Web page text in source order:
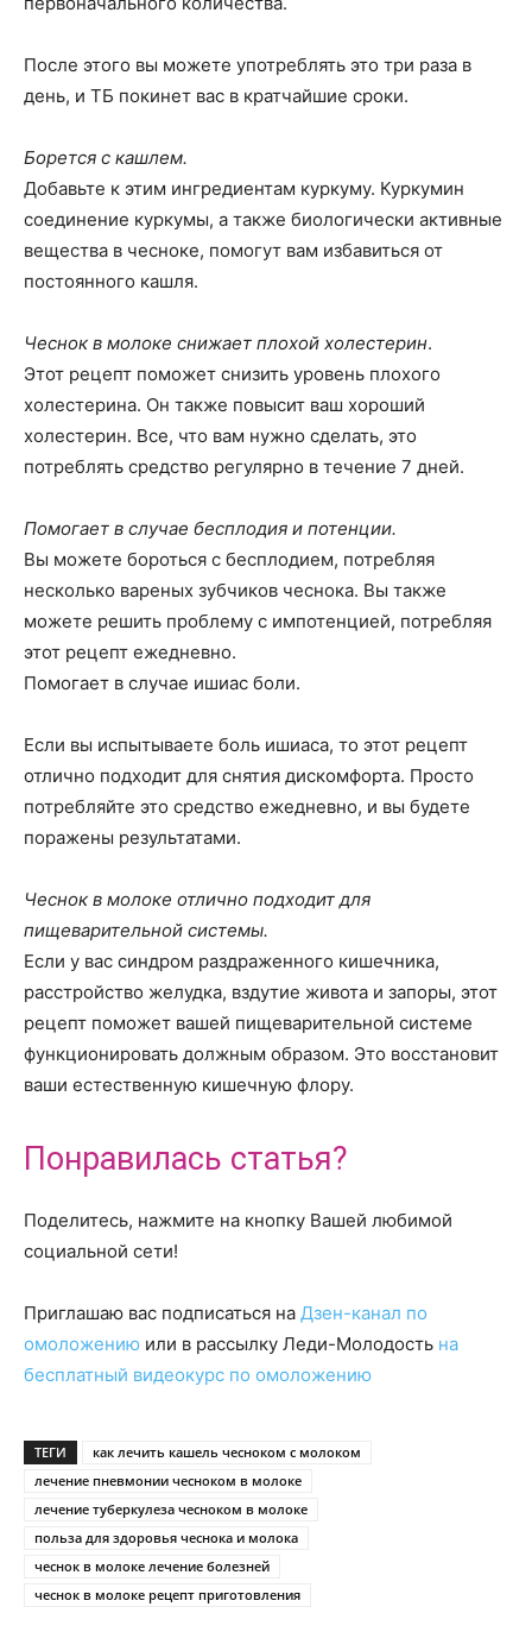
После этого вы можете употреблять это три раза в
день, и ТБ покинет вас в кратчайшие сроки.
Борется с кашлем.
Добавьте к этим ингредиентам куркуму. Куркумин
соединение куркумы, а также биологически активные
вещества в чесноке, помогут вам избавиться от
постоянного кашля.
Чеснок в молоке снижает плохой холестерин.
Этот рецепт поможет снизить уровень плохого
холестерина. Он также повысит ваш хороший
холестерин. Все, что вам нужно сделать, это
потреблять средство регулярно в течение 7 дней.
Помогает в случае бесплодия и потенции.
Вы можете бороться с бесплодием, потребляя
несколько вареных зубчиков чеснока. Вы также
можете решить проблему с импотенцией, потребляя
этот рецепт ежедневно.
Помогает в случае ишиас боли.
Если вы испытываете боль ишиаса, то этот рецепт
отлично подходит для снятия дискомфорта. Просто
потребляйте это средство ежедневно, и вы будете
поражены результатами.
Чеснок в молоке отлично подходит для
пищеварительной системы.
Если у вас синдром раздраженного кишечника,
расстройство желудка, вздутие живота и запоры, этот
рецепт поможет вашей пищеварительной системе
функционировать должным образом. Это восстановит
ваши естественную кишечную флору.
Понравилась статья?
Поделитесь, нажмите на кнопку Вашей любимой
социальной сети!
Приглашаю вас подписаться на Дзен-канал по
омоложению или в рассылку Леди-Молодость на
бесплатный видеокурс по омоложению
ТЕГИ
как лечить кашель чесноком с молоком
лечение пневмонии чесноком в молоке
лечение туберкулеза чесноком в молоке
польза для здоровья чеснока и молока
чеснок в молоке лечение болезней
чеснок в молоке рецепт приготовления